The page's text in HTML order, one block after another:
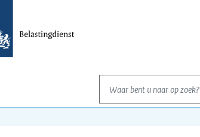
Waar bent u naar op